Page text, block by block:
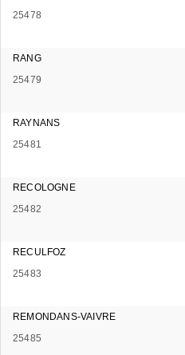
25478
RANG
25479
RAYNANS
25481
RECOLOGNE
25482
RECULFOZ
25483
REMONDANS-VAIVRE
25485